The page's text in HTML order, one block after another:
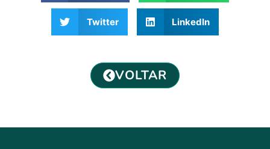
Twitter LinkedIn
VOLTAR